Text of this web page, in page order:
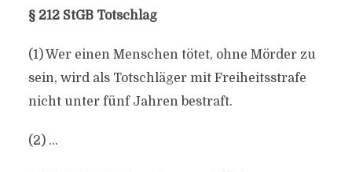
§ 212 StGB Totschlag
(1) Wer einen Menschen tötet, ohne Mörder zu
sein, wird als Totschläger mit Freiheitsstrafe
nicht unter fünf Jahren bestraft.
(2) …